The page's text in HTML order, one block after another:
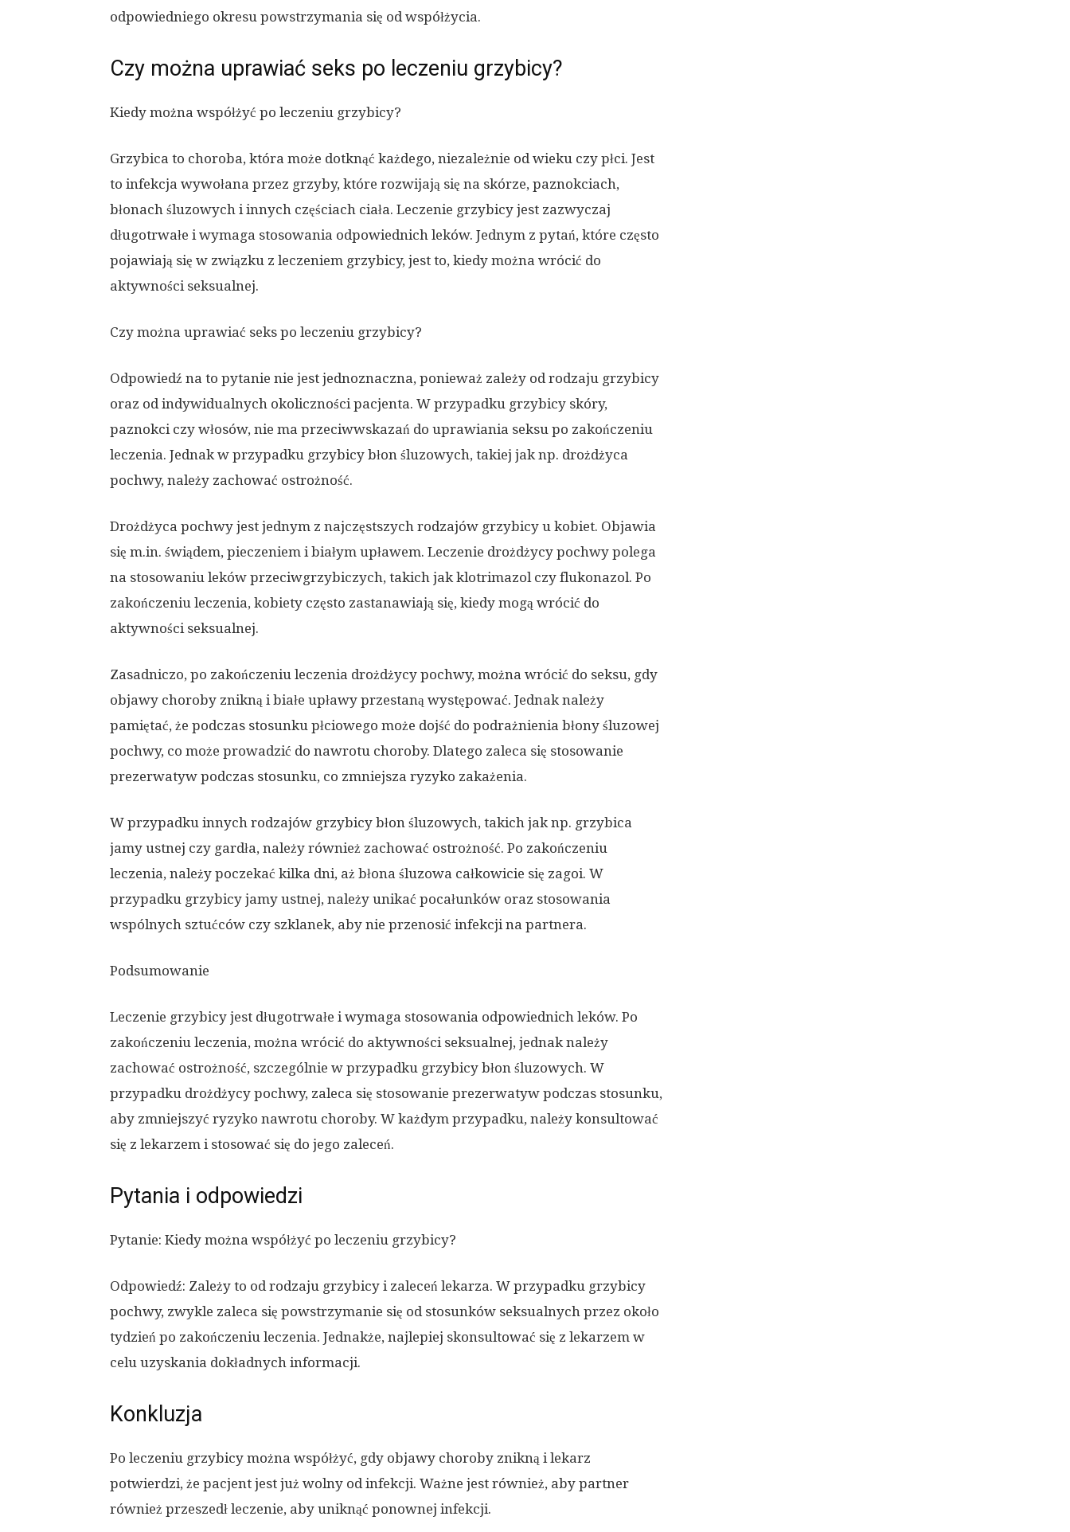
odpowiedniego okresu powstrzymania się od współżycia.
Czy można uprawiać seks po leczeniu grzybicy?
Kiedy można współżyć po leczeniu grzybicy?
Grzybica to choroba, która może dotknąć każdego, niezależnie od wieku czy płci. Jest
to infekcja wywołana przez grzyby, które rozwijają się na skórze, paznokciach,
błonach śluzowych i innych częściach ciała. Leczenie grzybicy jest zazwyczaj
długotrwałe i wymaga stosowania odpowiednich leków. Jednym z pytań, które często
pojawiają się w związku z leczeniem grzybicy, jest to, kiedy można wrócić do
aktywności seksualnej.
Czy można uprawiać seks po leczeniu grzybicy?
Odpowiedź na to pytanie nie jest jednoznaczna, ponieważ zależy od rodzaju grzybicy
oraz od indywidualnych okoliczności pacjenta. W przypadku grzybicy skóry,
paznokci czy włosów, nie ma przeciwwskazań do uprawiania seksu po zakończeniu
leczenia. Jednak w przypadku grzybicy błon śluzowych, takiej jak np. drożdżyca
pochwy, należy zachować ostrożność.
Drożdżyca pochwy jest jednym z najczęstszych rodzajów grzybicy u kobiet. Objawia
się m.in. świądem, pieczeniem i białym upławem. Leczenie drożdżycy pochwy polega
na stosowaniu leków przeciwgrzybiczych, takich jak klotrimazol czy flukonazol. Po
zakończeniu leczenia, kobiety często zastanawiają się, kiedy mogą wrócić do
aktywności seksualnej.
Zasadniczo, po zakończeniu leczenia drożdżycy pochwy, można wrócić do seksu, gdy
objawy choroby znikną i białe upławy przestaną występować. Jednak należy
pamiętać, że podczas stosunku płciowego może dojść do podrażnienia błony śluzowej
pochwy, co może prowadzić do nawrotu choroby. Dlatego zaleca się stosowanie
prezerwatyw podczas stosunku, co zmniejsza ryzyko zakażenia.
W przypadku innych rodzajów grzybicy błon śluzowych, takich jak np. grzybica
jamy ustnej czy gardła, należy również zachować ostrożność. Po zakończeniu
leczenia, należy poczekać kilka dni, aż błona śluzowa całkowicie się zagoi. W
przypadku grzybicy jamy ustnej, należy unikać pocałunków oraz stosowania
wspólnych sztućców czy szklanek, aby nie przenosić infekcji na partnera.
Podsumowanie
Leczenie grzybicy jest długotrwałe i wymaga stosowania odpowiednich leków. Po
zakończeniu leczenia, można wrócić do aktywności seksualnej, jednak należy
zachować ostrożność, szczególnie w przypadku grzybicy błon śluzowych. W
przypadku drożdżycy pochwy, zaleca się stosowanie prezerwatyw podczas stosunku,
aby zmniejszyć ryzyko nawrotu choroby. W każdym przypadku, należy konsultować
się z lekarzem i stosować się do jego zaleceń.
Pytania i odpowiedzi
Pytanie: Kiedy można współżyć po leczeniu grzybicy?
Odpowiedź: Zależy to od rodzaju grzybicy i zaleceń lekarza. W przypadku grzybicy
pochwy, zwykle zaleca się powstrzymanie się od stosunków seksualnych przez około
tydzień po zakończeniu leczenia. Jednakże, najlepiej skonsultować się z lekarzem w
celu uzyskania dokładnych informacji.
Konkluzja
Po leczeniu grzybicy można współżyć, gdy objawy choroby znikną i lekarz
potwierdzi, że pacjent jest już wolny od infekcji. Ważne jest również, aby partner
również przeszedł leczenie, aby uniknąć ponownej infekcji.